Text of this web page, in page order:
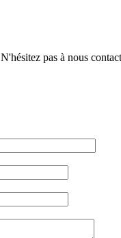
N'hésitez pas à nous